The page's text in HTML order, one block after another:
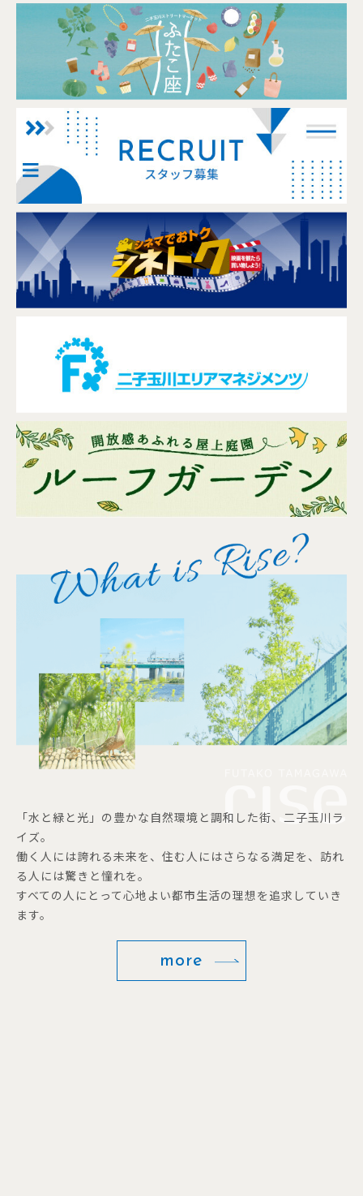
「水と緑と光」の豊かな自然環境と調和した街、二子玉川ラ
イズ。
働く人には誇れる未来を、住む人にはさらなる満足を、訪れ
る人には驚きと憧れを。
すべての人にとって心地よい都市生活の理想を追求していき
ます。
more